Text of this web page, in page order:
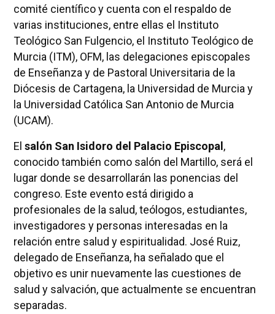
comité científico y cuenta con el respaldo de
varias instituciones, entre ellas el Instituto
Teológico San Fulgencio, el Instituto Teológico de
Murcia (ITM), OFM, las delegaciones episcopales
de Enseñanza y de Pastoral Universitaria de la
Diócesis de Cartagena, la Universidad de Murcia y
la Universidad Católica San Antonio de Murcia
(UCAM).
El salón San Isidoro del Palacio Episcopal,
conocido también como salón del Martillo, será el
lugar donde se desarrollarán las ponencias del
congreso. Este evento está dirigido a
profesionales de la salud, teólogos, estudiantes,
investigadores y personas interesadas en la
relación entre salud y espiritualidad. José Ruiz,
delegado de Enseñanza, ha señalado que el
objetivo es unir nuevamente las cuestiones de
salud y salvación, que actualmente se encuentran
separadas.